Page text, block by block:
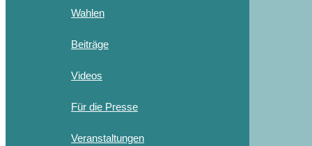
Wahlen
Beiträge
Videos
Für die Presse
Veranstaltungen